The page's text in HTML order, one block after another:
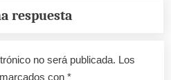
respuesta
no será publicada. Los
con *